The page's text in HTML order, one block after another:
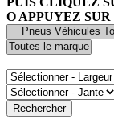
O APPUYEZ